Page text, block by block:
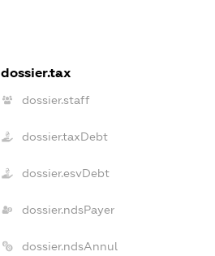
dossier.tax
dossier.staff
dossier.taxDebt
dossier.esvDebt
dossier.ndsPayer
dossier.ndsAnnul